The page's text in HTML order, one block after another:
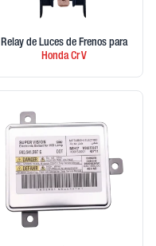
Relay de Luces de Frenos para
HondaCr V